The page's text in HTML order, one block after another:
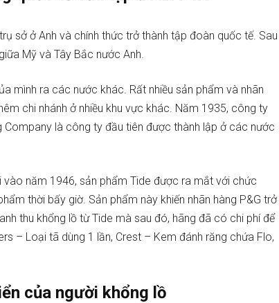
sở ở Anh và chính thức trở thành tập đoàn quốc tế. Sau
Mỹ và Tây Bắc nước Anh.
mình ra các nước khác. Rất nhiều sản phẩm và nhãn
chi nhánh ở nhiều khu vực khác. Năm 1935, công ty
là công ty đầu tiên được thành lập ở các nước
năm 1946, sản phẩm Tide được ra mắt với chức
thời bấy giờ. Sản phẩm này khiến nhãn hàng P&G trở
thu khổng lồ từ Tide mà sau đó, hãng đã có chi phí để
– Loại tã dùng 1 lần, Crest – Kem đánh răng chứa Flo,
của người khổng lồ